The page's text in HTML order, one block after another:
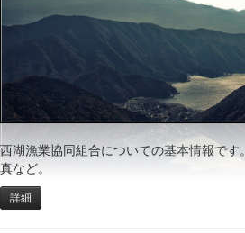
西湖漁業協同組合についての基本情報で
真など。
詳細